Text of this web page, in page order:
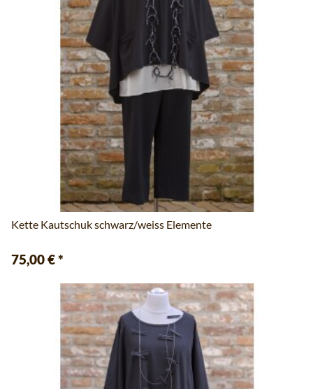
Kette Kautschuk schwarz/weiss Elemente
75,00 €*